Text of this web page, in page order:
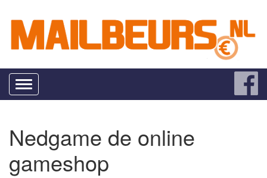
Toggle
navigation
Nedgame de online
gameshop